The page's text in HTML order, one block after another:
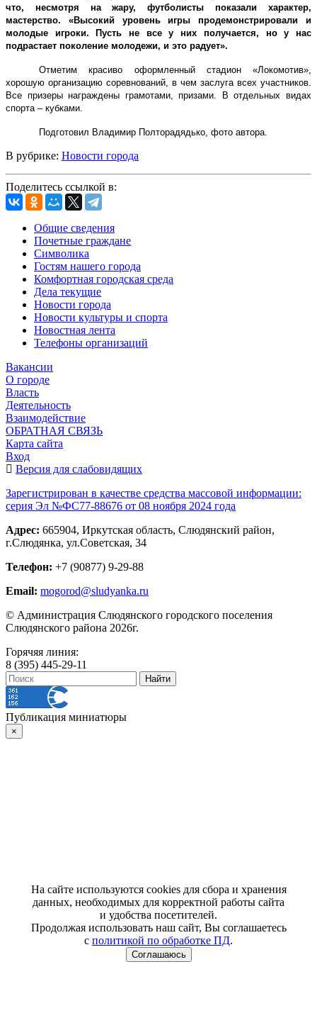
что, несмотря на жару, футболисты показали характер,
мастерство. «Высокий уровень игры продемонстрировали и
молодые игроки. Пусть не все у них получается, но у нас
подрастает поколение молодежи, и это радует».
Отметим красиво оформленный стадион «Локомотив»,
хорошую организацию соревнований, в чем заслуга всех участников.
Все призеры награждены грамотами, призами. В отдельных видах
спорта – кубками.
Подготовил Владимир Полторадядько, фото автора.
В рубрике: Новости города
Поделитесь ссылкой в:
Общие сведения
Почетные граждане
Символика
Гостям нашего города
Комфортная городская среда
Дела текущие
Новости города
Новости культуры и спорта
Новостная лента
Телефоны организаций
Вакансии
О городе
Власть
Деятельность
Взаимодействие
ОБРАТНАЯ СВЯЗЬ
Карта сайта
Вход
Версия для слабовидящих
Зарегистрирован в качестве средства массовой информации:
серия Эл №ФС77-88676 от 08 ноября 2024 года
Адрес: 665904, Иркутская область, Слюдянский район,
г.Слюдянка, ул.Советская, 34
Телефон: +7 (90877) 9-29-88
Email: mogorod@sludyanka.ru
© Администрация Слюдянского городского поселения
Слюдянского района 2026г.
Горячяя линия:
8 (395) 445-29-11
Публикация миниатюры
×
На сайте используются cookies для сбора и хранения
данных, необходимых для корректной работы сайта
и удобства посетителей.
Продолжая использовать наш сайт, Вы соглашаетесь
с политикой по обработке ПД.
Соглашаюсь